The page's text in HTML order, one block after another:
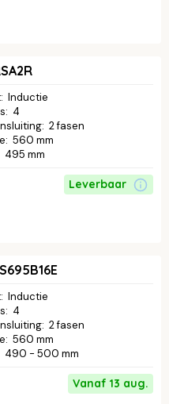
: Inductie
: 4
: 2 fasen
: 560 mm
495 mm
Leverbaar
: Inductie
: 4
: 2 fasen
: 560 mm
490 - 500 mm
Vanaf 13 aug.